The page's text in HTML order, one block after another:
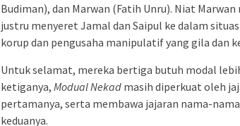
Budiman), dan Marwan (Fatih Unru). Niat
justru menyeret Jamal dan Saipul ke dalam
korup dan pengusaha manipulatif yang gila dan
Untuk selamat, mereka bertiga butuh modal
ketiganya, Modual Nekad masih diperkuat oleh
pertamanya, serta membawa jajaran nama-
keduanya.